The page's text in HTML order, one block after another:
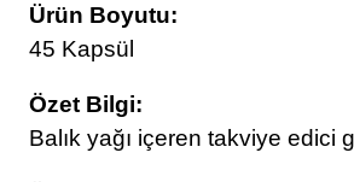
Ürün Boyutu:
45 Kapsül
Özet Bilgi:
Balık yağı içeren takviye edici